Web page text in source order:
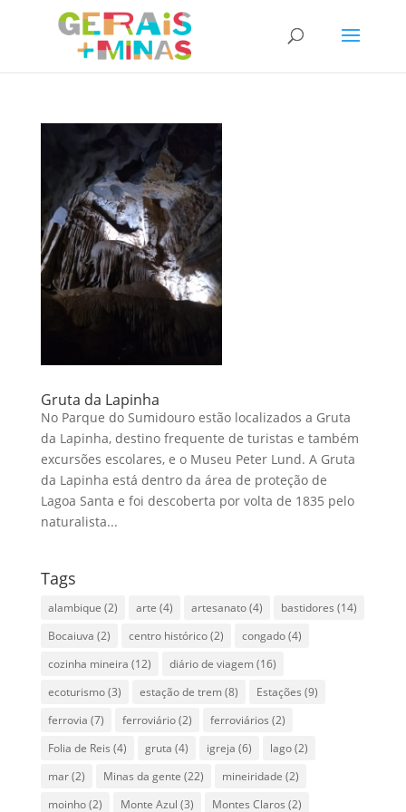
Gruta da Lapinha
No Parque do Sumidouro estão localizados a Gruta
da Lapinha, destino frequente de turistas e também
excursões escolares, e o Museu Peter Lund. A Gruta
da Lapinha está dentro da área de proteção de
Lagoa Santa e foi descoberta por volta de 1835 pelo
naturalista...
Tags
alambique (2) arte (4) artesanato(4) bastidores (14)
Bocaiuva (2) centro histórico(2) congado(4)
cozinha mineira (12) diário de viagem(16)
ecoturismo(3) estação de trem(8) Estações (9)
ferrovia (7) ferroviário(2) ferroviários (2)
Folia de Reis (4) gruta (4) igreja (6) lago(2)
mar(2) Minas da gente (22) mineiridade (2)
moinho(2) Monte Azul (3) Montes Claros (2)